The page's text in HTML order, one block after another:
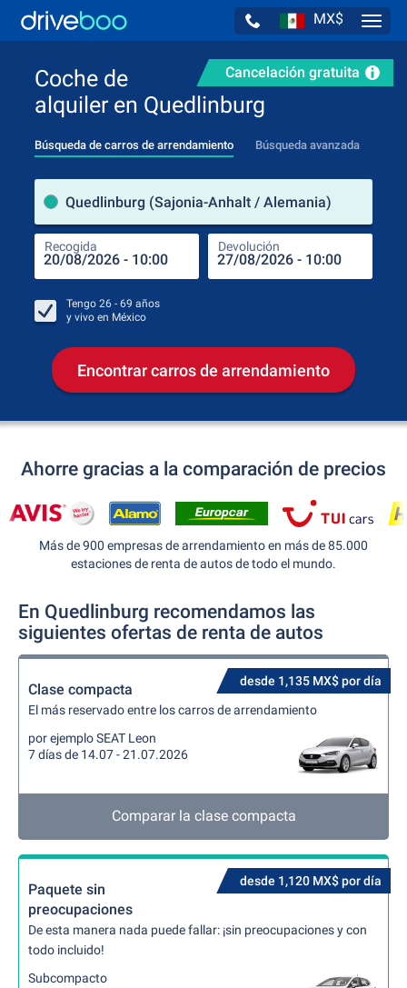
MX$
Cancelación gratuita
Coche de
alquiler en Quedlinburg
Búsqueda de carros de arrendamiento Búsqueda avanzada
Quedlinburg (Sajonia-Anhalt / Alemania)
Recogida Devolución
Tengo 26 - 69 años
y vivo en México
Encontrar carros de arrendamiento
Ahorre gracias a la comparación de precios
Más de 900 empresas de arrendamiento en más de 85.000
estaciones de renta de autos de todo el mundo.
En Quedlinburg recomendamos las
siguientes ofertas de renta de autos
desde 1,135 MX$ por día
Clase compacta
El más reservado entre los carros de arrendamiento
por ejemplo SEAT Leon
7 días de 14.07 - 21.07.2026
Comparar la clase compacta
desde 1,120 MX$ por día
Paquete sin
preocupaciones
De esta manera nada puede fallar: ¡sin preocupaciones y con
todo incluido!
Subcompacto